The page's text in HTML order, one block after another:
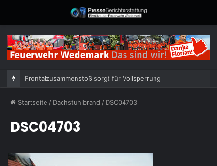
Frontalzusammenstoß sorgt für Vollsperrung
Startseite / Dachstuhlbrand / DSC04703
DSC04703